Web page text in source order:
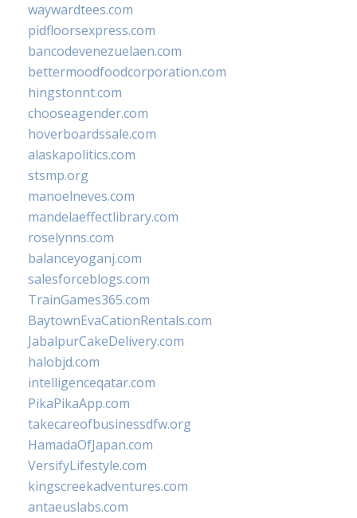
waywardtees.com
pidfloorsexpress.com
bancodevenezuelaen.com
bettermoodfoodcorporation.com
hingstonnt.com
chooseagender.com
hoverboardssale.com
alaskapolitics.com
stsmp.org
manoelneves.com
mandelaeffectlibrary.com
roselynns.com
balanceyoganj.com
salesforceblogs.com
TrainGames365.com
BaytownEvaCationRentals.com
JabalpurCakeDelivery.com
halobjd.com
intelligenceqatar.com
PikaPikaApp.com
takecareofbusinessdfw.org
HamadaOfJapan.com
VersifyLifestyle.com
kingscreekadventures.com
antaeuslabs.com